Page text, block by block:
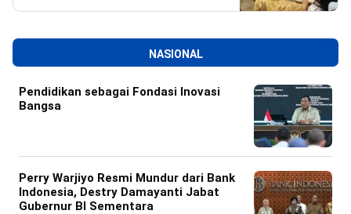
NASIONAL
Pendidikan sebagai Fondasi Inovasi
Bangsa
Perry Warjiyo Resmi Mundur dari Bank
Indonesia, Destry Damayanti Jabat
Gubernur BI Sementara